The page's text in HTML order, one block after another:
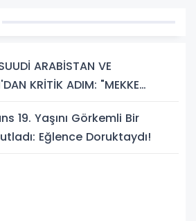
ARABİSTAN VE
KRİTİK ADIM: "MEKKE
19. Yaşını Görkemli Bir
Eğlence Doruktaydı!